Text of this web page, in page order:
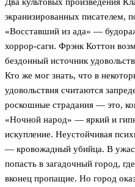
Два культовых произведения
экранизированных писателем,
«Восставший из ада» —
хоррор-саги. Фрэнк Коттон
бездонный источник
Кто же мог знать, что в
удовольствия считаются
роскошные страдания — это,
«Ночной народ» — яркий и
искупление. Неустойчивая
— кровожадный убийца. В
попасть в загадочный город,
вконец пропащие. Но город